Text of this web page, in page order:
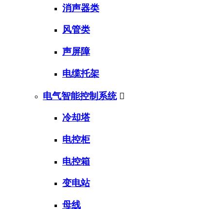
消声器类
风管类
声屏障
电缆托架
电气智能控制系统 
冷却塔
电控柜
电控箱
变电站
母线